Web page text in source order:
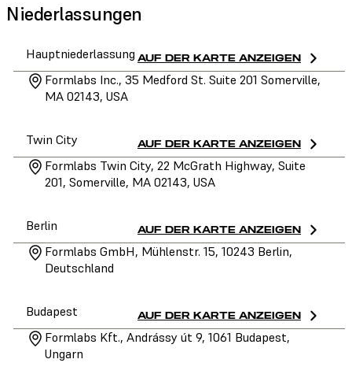
Niederlassungen
Hauptniederlassung AUF DER KARTE ANZEIGEN
Formlabs Inc., 35 Medford St. Suite 201 Somerville,
MA 02143, USA
Twin City AUF DER KARTE ANZEIGEN
Formlabs Twin City, 22 McGrath Highway, Suite
201, Somerville, MA 02143, USA
Berlin AUF DER KARTE ANZEIGEN
Formlabs GmbH, Mühlenstr. 15, 10243 Berlin,
Deutschland
Budapest AUF DER KARTE ANZEIGEN
Formlabs Kft., Andrássy út 9, 1061 Budapest,
Ungarn